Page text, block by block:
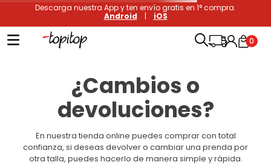
Descarga nuestra App y ten envío gratis en 1° compra.
Android | iOS
0
¿Cambios o
devoluciones?
En nuestra tienda online puedes comprar con total
confianza, si deseas devolver o cambiar una prenda por
otra talla, puedes hacerlo de manera simple y rápida.